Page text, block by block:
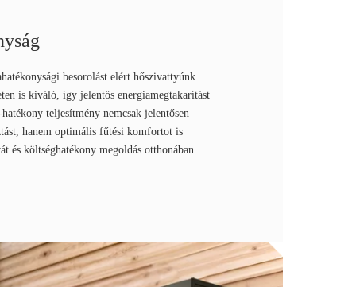
besorolást elért hőszivattyúnk
is kiváló, így jelentős energiamegtakarítást
teljesítmény nemcsak jelentősen
hanem optimális fűtési komfortot is
és költséghatékony megoldás otthonában.